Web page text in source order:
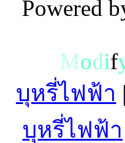
Powered
Modif
บุหรี่ไฟฟ้า |
บุหรี่ไฟฟ้า